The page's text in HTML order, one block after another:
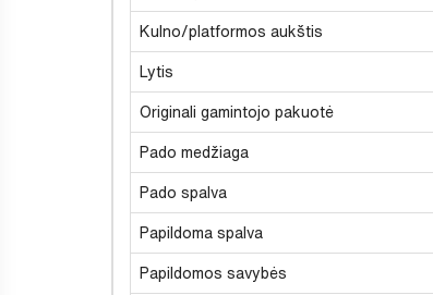
Kulno/platformos aukštis
Lytis
Originali gamintojo pakuotė
Pado medžiaga
Pado spalva
Papildoma spalva
Papildomos savybės